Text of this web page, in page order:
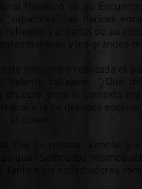
Helénico es su
“zapatotes”, las narices
reflexión y el cartel de su
y los grandes
encuentro realizada el
“¿Qué
crucero, pero el contexto
a la de grandes
fue la misma, simple y
que “Somos los mismos
tanto a los espectadores